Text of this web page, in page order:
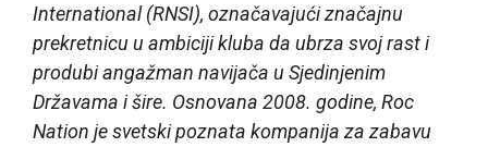
International (RNSI), označavajući značajnu
prekretnicu u ambiciji kluba da ubrza svoj rast i
produbi angažman navijača u Sjedinjenim
Državama i šire. Osnovana 2008. godine, Roc
Nation je svetski poznata kompanija za zabavu